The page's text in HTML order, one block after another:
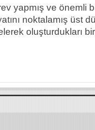
yapmış ve önemli
noktalamış üst
oluşturdukları